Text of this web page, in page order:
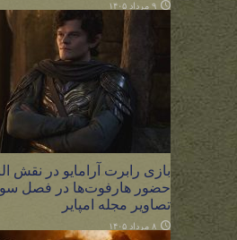
۹ مرداد ۱۴۰۵
بازی رابرت آرامایو در نقش
حضور هارفوت‌ها در فصل
تصاویر مجله امپایر
۸ مرداد ۱۴۰۵